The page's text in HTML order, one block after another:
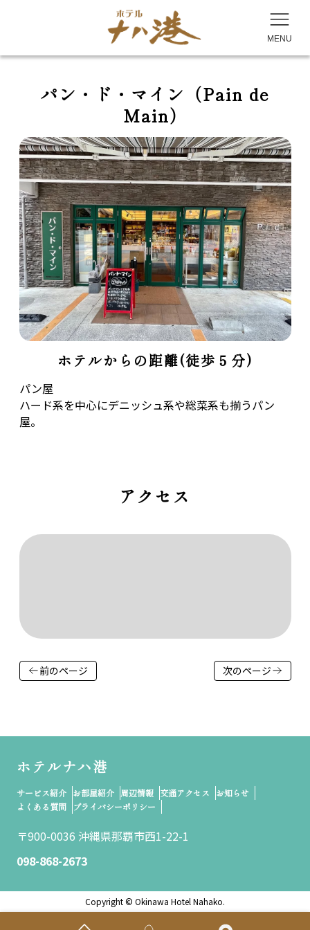
MENU
パン・ド・マイン（Pain de
Main）
ホテルからの距離(徒歩５分)
パン屋
ハード系を中心にデニッシュ系や総菜系も揃うパン
屋。
アクセス
前のページ 次のページ
ホテルナハ港
サービス紹介 お部屋紹介 周辺情報 交通アクセス
お知らせ
よくある質問
プライバシーポリシー
〒900-0036 沖縄県那覇市西1-22-1
098-868-2673
Copyright © Okinawa Hotel Nahako.